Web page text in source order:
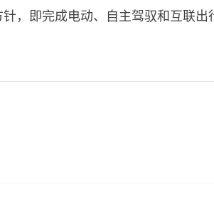
，即完成电动、自主驾驭和互联